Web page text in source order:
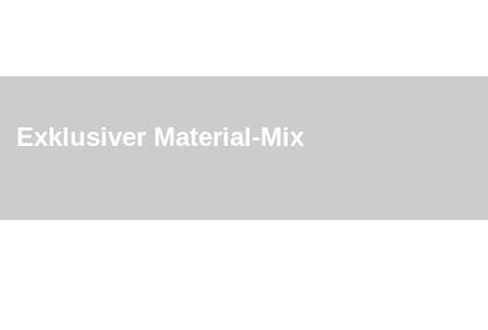
Exklusiver Material-Mix